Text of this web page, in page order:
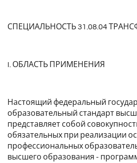
СПЕЦИАЛЬНОСТЬ 31.08.04
I. ОБЛАСТЬ ПРИМЕНЕНИЯ
Настоящий федеральный
образовательный стандарт
представляет собой
обязательных при реализации
профессиональных
высшего образования -